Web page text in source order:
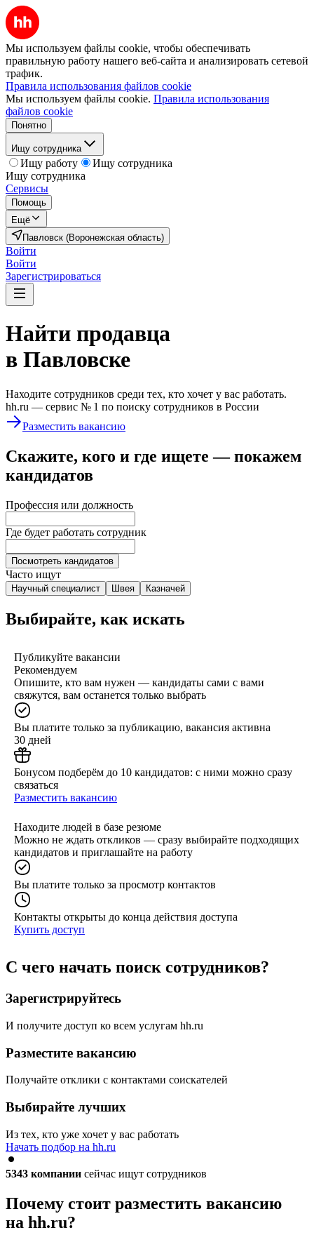
Мы используем файлы cookie, чтобы обеспечивать
правильную работу нашего веб-сайта и анализировать сетевой
трафик.
Правила использования файлов cookie
Мы используем файлы cookie. Правила использования
файлов cookie
Понятно
Ищу сотрудника
Ищу работу
Ищу сотрудника
Ищу сотрудника
Сервисы
Помощь
Ещё
Павловск (Воронежская область)
Войти
Войти
Зарегистрироваться
Найти продавца
в Павловске
Находите сотрудников среди тех, кто хочет у вас работать.
hh.ru — сервис № 1 по поиску сотрудников в России
Разместить вакансию
Скажите, кого и где ищете — покажем
кандидатов
Профессия или должность
Где будет работать сотрудник
Посмотреть кандидатов
Часто ищут
Научный специалист Швея Казначей
Выбирайте, как искать
Публикуйте вакансии
Рекомендуем
Опишите, кто вам нужен — кандидаты сами с вами
свяжутся, вам останется только выбрать
Вы платите только за публикацию, вакансия активна
30 дней
Бонусом подберём до 10 кандидатов: с ними можно сразу
связаться
Разместить вакансию
Находите людей в базе резюме
Можно не ждать откликов — сразу выбирайте подходящих
кандидатов и приглашайте на работу
Вы платите только за просмотр контактов
Контакты открыты до конца действия доступа
Купить доступ
С чего начать поиск сотрудников?
Зарегистрируйтесь
И получите доступ ко всем услугам hh.ru
Разместите вакансию
Получайте отклики с контактами соискателей
Выбирайте лучших
Из тех, кто уже хочет у вас работать
Начать подбор на hh.ru
5343 компании сейчас ищут сотрудников
Почему стоит разместить вакансию
на hh.ru?